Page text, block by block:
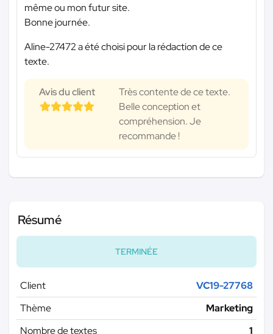
même ou mon futur site.
Bonne journée.
Aline-27472 a été choisi pour la rédaction de ce
texte.
Avis du client
Très contente de ce texte.
Belle conception et
compréhension. Je
recommande !
Résumé
TERMINÉE
Client
VC19-27768
Thème
Marketing
Nombre de textes
1